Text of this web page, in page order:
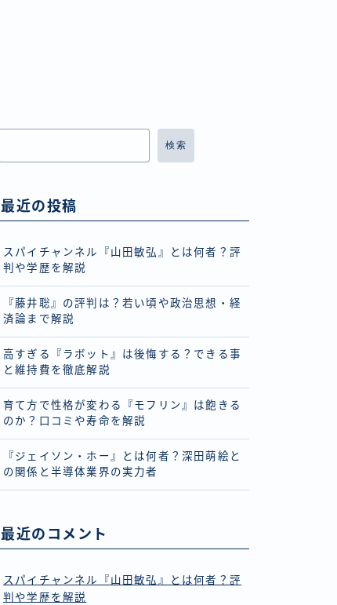
検索
最近の投稿
スパイチャンネル『山田敏弘』とは何者？評
判や学歴を解説
『藤井聡』の評判は？若い頃や政治思想・経
済論まで解説
高すぎる『ラボット』は後悔する？できる事
と維持費を徹底解説
育て方で性格が変わる『モフリン』は飽きる
のか？口コミや寿命を解説
『ジェイソン・ホー』とは何者？深田萌絵と
の関係と半導体業界の実力者
最近のコメント
スパイチャンネル『山田敏弘』とは何者？評
判や学歴を解説